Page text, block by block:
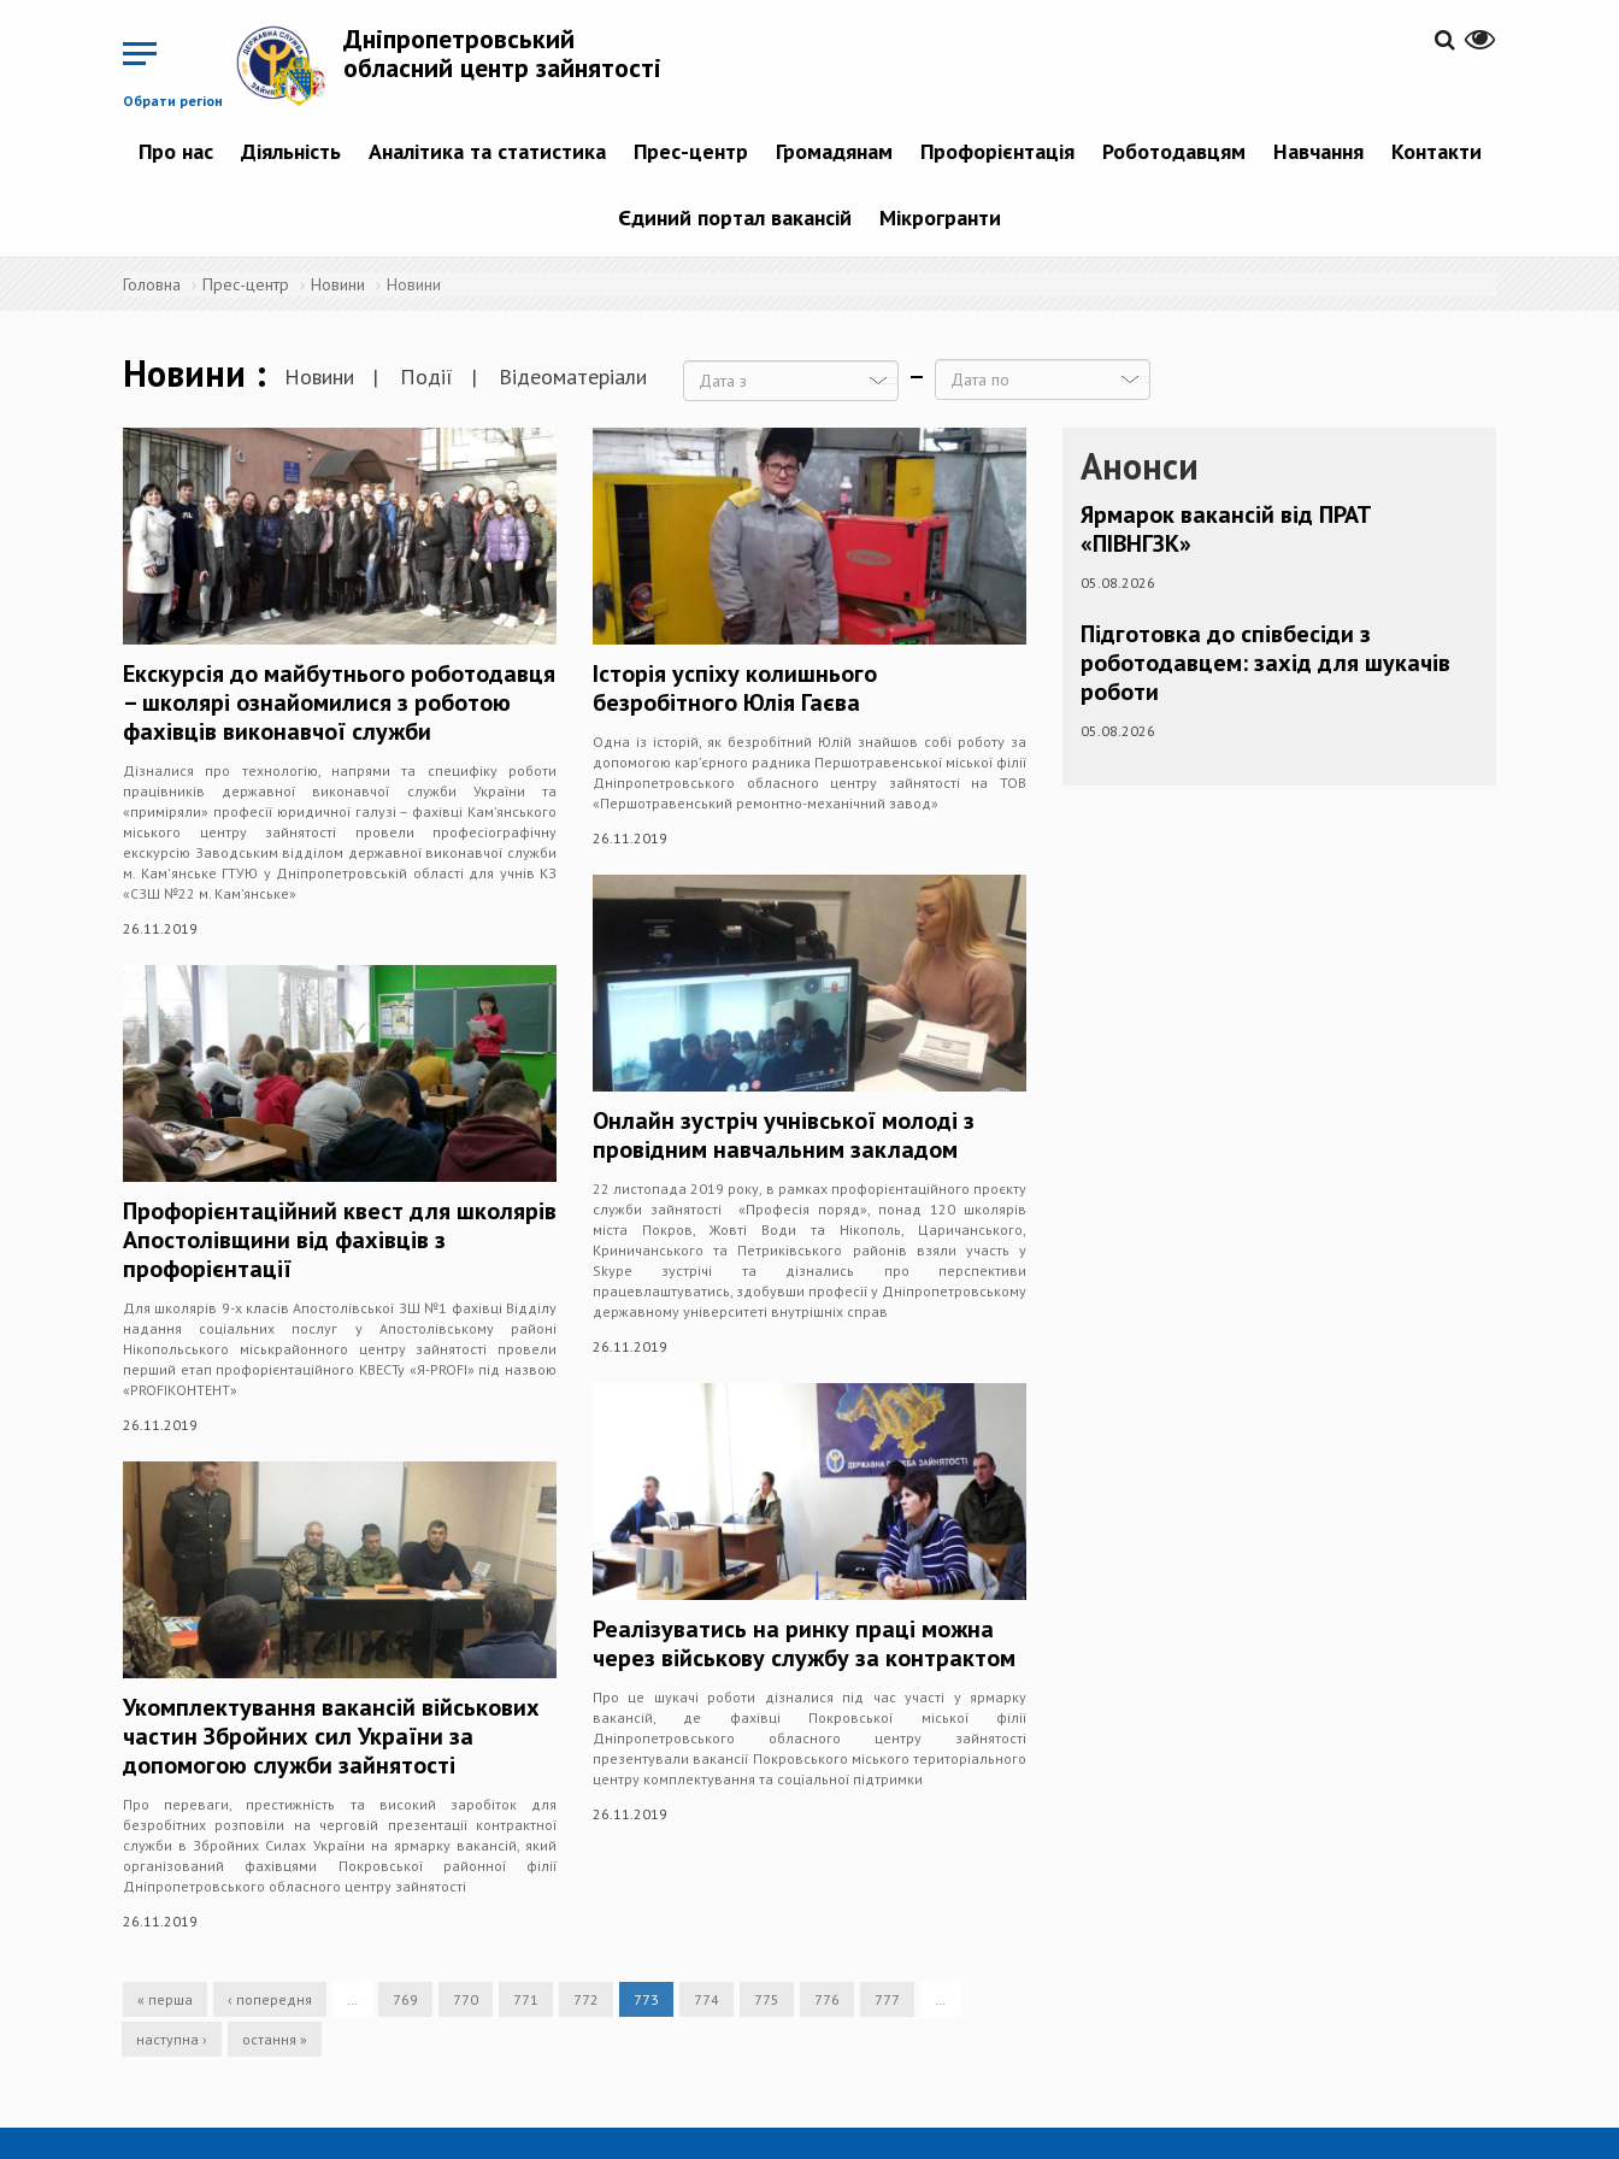
Обрати регіон
Дніпропетровський
обласний центр зайнятості
Про нас Діяльність Аналітика та статистика Прес-центр Громадянам Профорієнтація Роботодавцям Навчання Контакти
Єдиний портал вакансій Мікрогранти
Головна Прес-центр Новини Новини
Новини Новини Події Відеоматеріали
Екскурсія до майбутнього роботодавця
– школярі ознайомилися з роботою
фахівців виконавчої служби
Дізналися про технологію, напрями та специфіку роботи
працівників державної виконавчої служби України та
«приміряли» професії юридичної галузі – фахівці Кам’янського
міського центру зайнятості провели професіографічну
екскурсію Заводським відділом державної виконавчої служби
м. Кам'янське ГТУЮ у Дніпропетровській області для учнів КЗ
«СЗШ №22 м. Кам’янське»
26.11.2019
Профорієнтаційний квест для школярів
Апостолівщини від фахівців з
профорієнтації
Для школярів 9-х класів Апостолівської ЗШ №1 фахівці Відділу
надання соціальних послуг у Апостолівському районі
Нікопольського міськрайонного центру зайнятості провели
перший етап профорієнтаційного КВЕСТу «Я-PROFI» під назвою
«PROFIКОНТЕНТ»
26.11.2019
Укомплектування вакансій військових
частин Збройних сил України за
допомогою служби зайнятості
Про переваги, престижність та високий заробіток для
безробітних розповіли на черговій презентації контрактної
служби в Збройних Силах України на ярмарку вакансій, який
організований фахівцями Покровської районної філії
Дніпропетровського обласного центру зайнятості
26.11.2019
Історія успіху колишнього
безробітного Юлія Гаєва
Одна із історій, як безробітний Юлій знайшов собі роботу за
допомогою кар’єрного радника Першотравенської міської філії
Дніпропетровського обласного центру зайнятості на ТОВ
«Першотравенський ремонтно-механічний завод»
26.11.2019
Онлайн зустріч учнівської молоді з
провідним навчальним закладом
22 листопада 2019 року, в рамках профорієнтаційного проєкту
служби зайнятості «Професія поряд», понад 120 школярів
міста Покров, Жовті Води та Нікополь, Царичанського,
Криничанського та Петриківського районів взяли участь у
Skype зустрічі та дізнались про перспективи
працевлаштуватись, здобувши професії у Дніпропетровському
державному університеті внутрішніх справ
26.11.2019
Реалізуватись на ринку праці можна
через військову службу за контрактом
Про це шукачі роботи дізналися під час участі у ярмарку
вакансій, де фахівці Покровської міської філії
Дніпропетровського обласного центру зайнятості
презентували вакансії Покровського міського територіального
центру комплектування та соціальної підтримки
26.11.2019
« перша ‹ попередня … 769 770 771 772 773 774 775 776 777 …
наступна › остання »
Анонси
Ярмарок вакансій від ПРАТ
«ПІВНГЗК»
05.08.2026
Підготовка до співбесіди з
роботодавцем: захід для шукачів
роботи
05.08.2026